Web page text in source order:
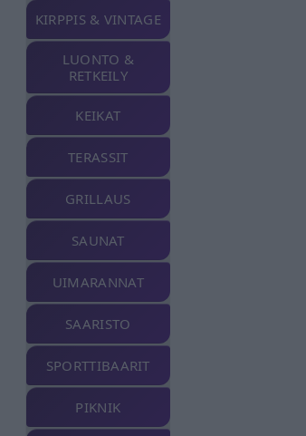
KIRPPIS & VINTAGE
LUONTO &
RETKEILY
KEIKAT
TERASSIT
GRILLAUS
SAUNAT
UIMARANNAT
SAARISTO
SPORTTIBAARIT
PIKNIK